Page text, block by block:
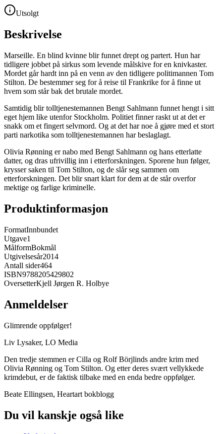
Utsolgt
Beskrivelse
Marseille. En blind kvinne blir funnet drept og partert. Hun har
tidligere jobbet på sirkus som levende målskive for en knivkaster.
Mordet går hardt inn på en venn av den tidligere politimannen Tom
Stilton. De bestemmer seg for å reise til Frankrike for å finne ut
hvem som står bak det brutale mordet.
Samtidig blir tolltjenestemannen Bengt Sahlmann funnet hengt i sitt
eget hjem like utenfor Stockholm. Politiet finner raskt ut at det er
snakk om et fingert selvmord. Og at det har noe å gjøre med et stort
parti narkotika som tolltjenestemannen har beslaglagt.
Olivia Rønning er nabo med Bengt Sahlmann og hans etterlatte
datter, og dras ufrivillig inn i etterforskningen. Sporene hun følger,
krysser saken til Tom Stilton, og de slår seg sammen om
etterforskningen. Det blir snart klart for dem at de står overfor
mektige og farlige kriminelle.
Produktinformasjon
FormatInnbundet
Utgave1
MålformBokmål
Utgivelsesår2014
Antall sider464
ISBN9788205429802
OversetterKjell Jørgen R. Holbye
Anmeldelser
Glimrende oppfølger!
Liv Lysaker, LO Media
Den tredje stemmen er Cilla og Rolf Börjlinds andre krim med
Olivia Rønning og Tom Stilton. Og etter deres svært vellykkede
krimdebut, er de faktisk tilbake med en enda bedre oppfølger.
Beate Ellingsen, Heartart bokblogg
Du vil kanskje også like